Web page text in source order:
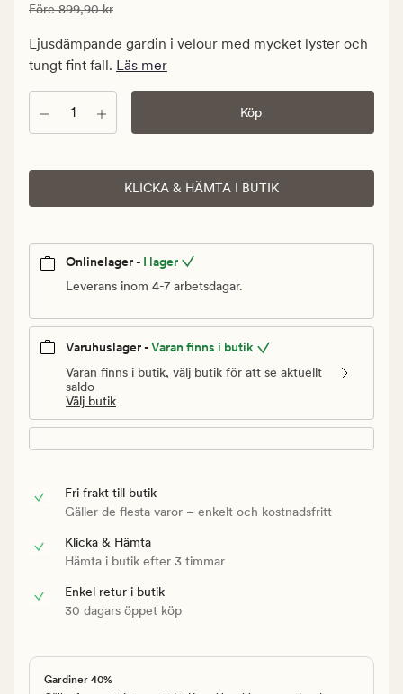
539,94
kr.
Ordinarie
Ordinarie pris 899,90 kr
Före899,90 kr
Ljusdämpande gardin i velour med mycket lyster och
tungt fint fall. Läs mer
Antal Köp
KLICKA & HÄMTA I BUTIK
Onlinelager - I lager
Leverans inom 4-7 arbetsdagar.
Varuhuslager -Varan finns i butik
Varan finns i butik, välj butik för att se aktuellt
saldo
Välj butik
Fri frakt till butik
Gäller de flesta varor – enkelt och kostnadsfritt
Klicka & Hämta
Hämta i butik efter 3 timmar
Enkel retur i butik
30 dagars öppet köp
Gardiner 40%